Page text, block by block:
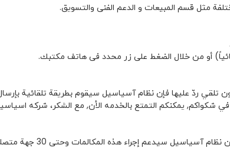
مثل قسم المبيعات و الدعم الفنى والتسويق.
أو من خلال الضغط على زر محدد فى هاتف مكتبك.
تلقي ردّ عليها فإن نظام آسياسيل سيقوم بطريقة تلقائية
شكواكم, يمكنكم التمتع بالخدمه الأن, مع الشكر، شركه
سيدعم إجراء هذه المكالمات وحتى 30 جهة متصلة في ذات الوقت.